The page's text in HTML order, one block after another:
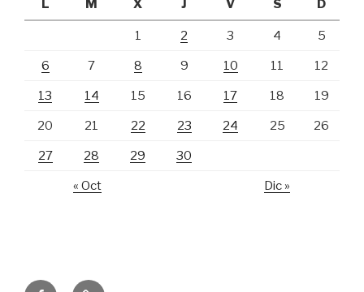
L
M X J V S D
1 2 3 4 5
6 7 8 9 10 11 12
13 14 15 16 17 18 19
20 21 22 23 24 25 26
27 28 29 30
« Oct Dic »
HospitalCorreo